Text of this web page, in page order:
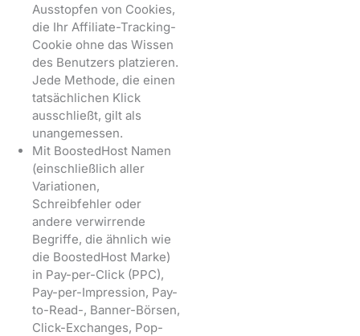
Ausstopfen von Cookies,
die Ihr Affiliate-Tracking-
Cookie ohne das Wissen
des Benutzers platzieren.
Jede Methode, die einen
tatsächlichen Klick
ausschließt, gilt als
unangemessen.
Mit BoostedHost Namen
(einschließlich aller
Variationen,
Schreibfehler oder
andere verwirrende
Begriffe, die ähnlich wie
die BoostedHost Marke)
in Pay-per-Click (PPC),
Pay-per-Impression, Pay-
to-Read-, Banner-Börsen,
Click-Exchanges, Pop-